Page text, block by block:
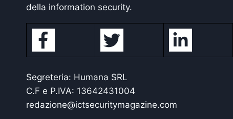
della information security.
Segreteria: Humana SRL
C.F e P.IVA: 13642431004
redazione@ictsecuritymagazine.com